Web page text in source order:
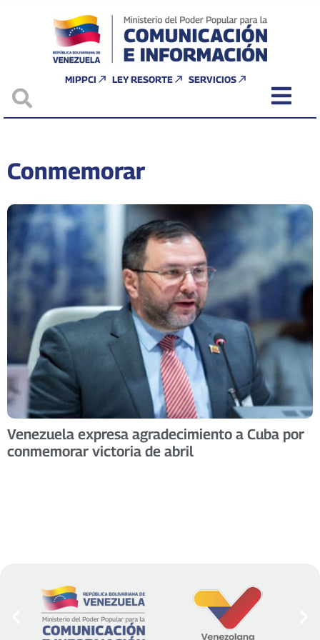
MIPPCI LEY RESORTE SERVICIOS
Conmemorar
Venezuela expresa agradecimiento a Cuba por
conmemorar victoria de abril